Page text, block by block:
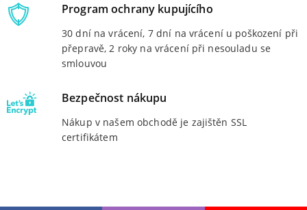
Program ochrany kupujícího
30 dní na vrácení, 7 dní na vrácení u poškození při
přepravě, 2 roky na vrácení při nesouladu se
smlouvou
Bezpečnost nákupu
Nákup v našem obchodě je zajištěn SSL
certifikátem